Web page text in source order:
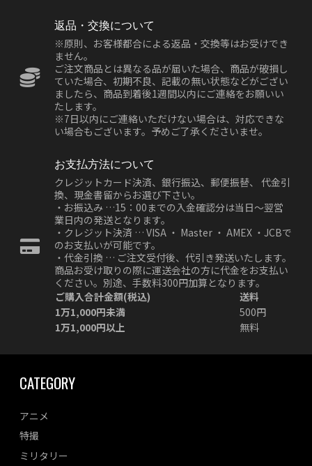
返品・交換について
※原則、お客様都合による返品・交換等はお受けでき
ません。
ご注文商品とは異なる品が届いた場合、商品が破損し
ていた場合、初期不良、記載の無い状態などがござい
ましたら、商品到着後1週間以内にご連絡をお願いい
たします。
※7日以内にご連絡いただけない場合は、対応できな
い場合もございます。予めご了承くださいませ。
お支払方法について
クレジットカード決済、銀行振込、郵便振替、 代金引
換、現金書留からお選び下さい。
・お振込み …15：00までの入金確認分は当日～翌営
業日内の発送となります。
・クレジット決済 … VISA ・ Master ・ AMEX ・JCBで
のお支払いが可能です。
・代金引換 … ご注文受付後、代引き発送いたします。
商品お受け取りの際に運送会社の方に代金をお支払い
ください。別途、手数料300円加算となります。
ご購入合計金額(税込)
送料
1万1,000円未満
500円
1万1,000円以上
無料
CATEGORY
アニメ
特撮
ミリタリー